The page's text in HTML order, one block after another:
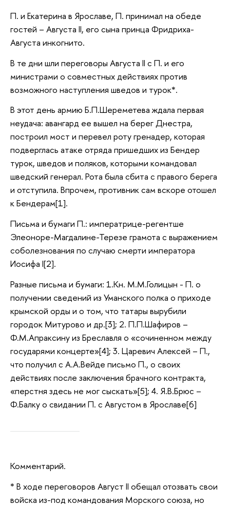
П. и Екатерина в Ярославе, П. принимал на обеде
гостей – Августа II, его сына принца Фридриха-
Августа инкогнито.
В те дни шли переговоры Августа II с П. и его
министрами о совместных действиях против
возможного наступления шведов и турок*.
В этот день армию Б.П.Шереметева ждала первая
неудача: авангард ее вышел на берег Днестра,
построил мост и перевел роту гренадер, которая
подверглась атаке отряда пришедших из Бендер
турок, шведов и поляков, которыми командовал
шведский генерал. Рота была сбита с правого берега
и отступила. Впрочем, противник сам вскоре отошел
к Бендерам[1].
Письма и бумаги П.: императрице-регентше
Элеоноре-Магдалине-Терезе грамота с выражением
соболезнования по случаю смерти императора
Иосифа I[2].
Разные письма и бумаги: 1.Кн. М.М.Голицын - П. о
получении сведений из Уманского полка о приходе
крымской орды и о том, что татары вырубили
городок Митурово и др.[3]; 2. П.П.Шафиров –
Ф.М.Апраксину из Бреславля о «сочиненном между
государями концерте»[4]; 3. Царевич Алексей – П.,
что получил с А.А.Вейде письмо П., о своих
действиях после заключения брачного контракта,
«перстня здесь не мог сыскать»[5]; 4. Я.В.Брюс –
Ф.Балку о свидании П. с Августом в Ярославе[6]
Комментарий.
* В ходе переговоров Август II обещал отозвать свои
войска из-под командования Морского союза, но